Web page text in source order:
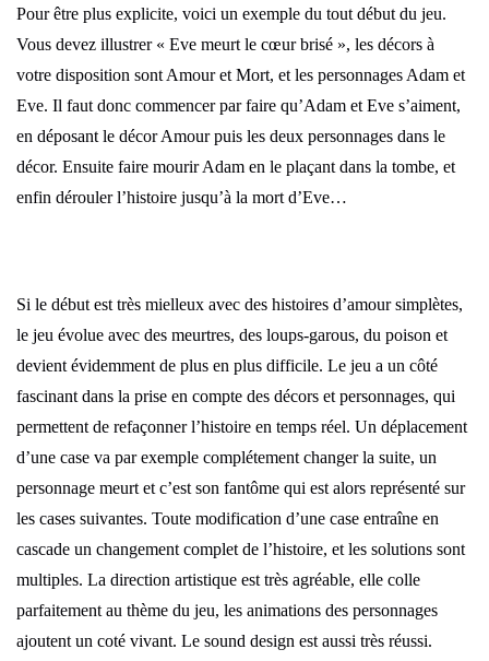
Pour être plus explicite, voici un exemple du tout début du jeu.
Vous devez illustrer « Eve meurt le cœur brisé », les décors à
votre disposition sont Amour et Mort, et les personnages Adam et
Eve. Il faut donc commencer par faire qu’Adam et Eve s’aiment,
en déposant le décor Amour puis les deux personnages dans le
décor. Ensuite faire mourir Adam en le plaçant dans la tombe, et
enfin dérouler l’histoire jusqu’à la mort d’Eve…
Si le début est très mielleux avec des histoires d’amour simplètes,
le jeu évolue avec des meurtres, des loups-garous, du poison et
devient évidemment de plus en plus difficile. Le jeu a un côté
fascinant dans la prise en compte des décors et personnages, qui
permettent de refaçonner l’histoire en temps réel. Un déplacement
d’une case va par exemple complétement changer la suite, un
personnage meurt et c’est son fantôme qui est alors représenté sur
les cases suivantes. Toute modification d’une case entraîne en
cascade un changement complet de l’histoire, et les solutions sont
multiples. La direction artistique est très agréable, elle colle
parfaitement au thème du jeu, les animations des personnages
ajoutent un coté vivant. Le sound design est aussi très réussi.